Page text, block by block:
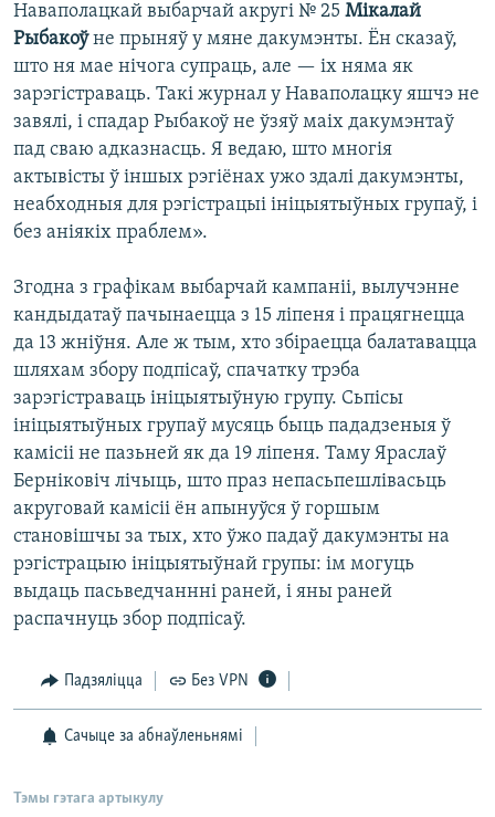
Наваполацкай выбарчай акругі № 25 Мікалай
Рыбакоўне прыняў у мяне дакумэнты. Ён сказаў,
што ня мае нічога супраць, але — іх няма як
зарэгістраваць. Такі журнал у Наваполацку яшчэ не
завялі, і спадар Рыбакоў не ўзяў маіх дакумэнтаў
пад сваю адказнасць. Я ведаю, што многія
актывісты ў іншых рэгіёнах ужо здалі дакумэнты,
неабходныя для рэгістрацыі ініцыятыўных групаў, і
без аніякіх праблем».
Згодна з графікам выбарчай кампаніі, вылучэнне
кандыдатаў пачынаецца з 15 ліпеня і працягнецца
да 13 жніўня. Але ж тым, хто збіраецца балатавацца
шляхам збору подпісаў, спачатку трэба
зарэгістраваць ініцыятыўную групу. Сьпісы
ініцыятыўных групаў мусяць быць пададзеныя ў
камісіі не пазьней як да 19 ліпеня. Таму Яраслаў
Берніковіч лічыць, што праз непасьпешлівасьць
акруговай камісіі ён апынуўся ў горшым
становішчы за тых, хто ўжо падаў дакумэнты на
рэгістрацыю ініцыятыўнай групы: ім могуць
выдаць пасьведчаннні раней, і яны раней
распачнуць збор подпісаў.
Падзяліцца Без VPN
Сачыце за абнаўленьнямі
Тэмы гэтага артыкулу